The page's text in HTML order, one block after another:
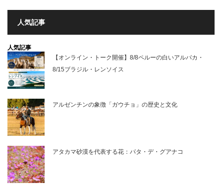
人気記事
人気記事
【オンライン・トーク開催】8/8ペルーの白いアルパカ・
8/15ブラジル・レンソイス
アルゼンチンの象徴「ガウチョ」の歴史と文化
アタカマ砂漠を代表する花：パタ・デ・グアナコ